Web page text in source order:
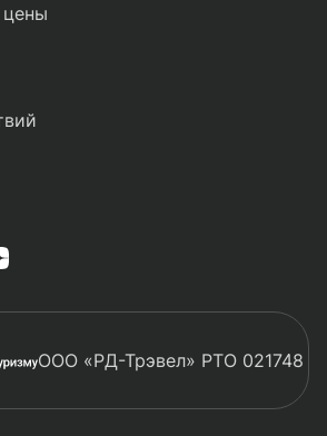
цены
ООО «РД-Трэвел» РТО 021748